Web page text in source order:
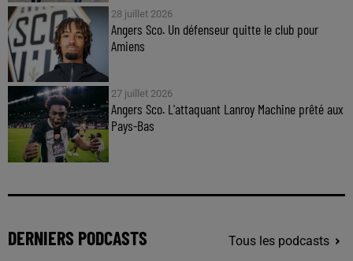
28 juillet 2026
Angers Sco. Un défenseur quitte le club pour
Amiens
27 juillet 2026
Angers Sco. L'attaquant Lanroy Machine prêté aux
Pays-Bas
DERNIERS PODCASTS Tous les podcasts